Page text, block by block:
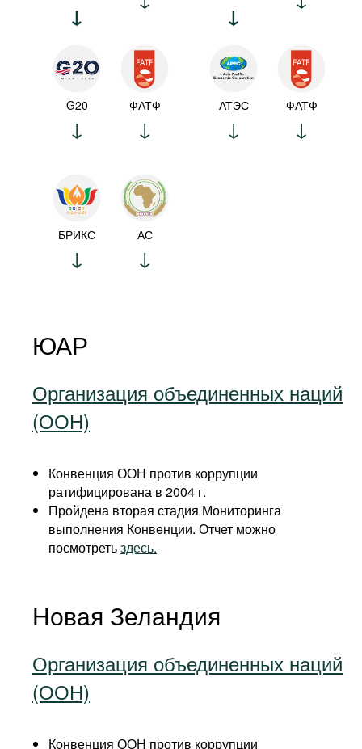
G20 ФАТФ
БРИКС АС
АТЭС ФАТФ
ЮАР
Организация объединенных наций
(ООН)
Конвенция ООН против коррупции
ратифицирована в 2004 г.
Пройдена вторая стадия Мониторинга
выполнения Конвенции. Отчет можно
посмотретьздесь.
Новая Зеландия
Организация объединенных наций
(ООН)
Конвенция ООН против коррупции